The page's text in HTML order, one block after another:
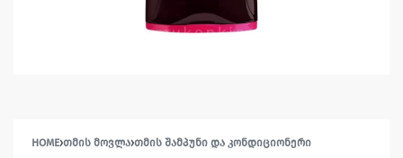
HOME›ᲗᲛᲘᲡ ᲛᲝᲕᲚᲐ›ᲗᲛᲘᲡ ᲨᲐᲛᲞᲣᲜᲘ ᲓᲐ ᲙᲝᲜᲓᲘᲪᲘᲝᲜᲔᲠᲘ